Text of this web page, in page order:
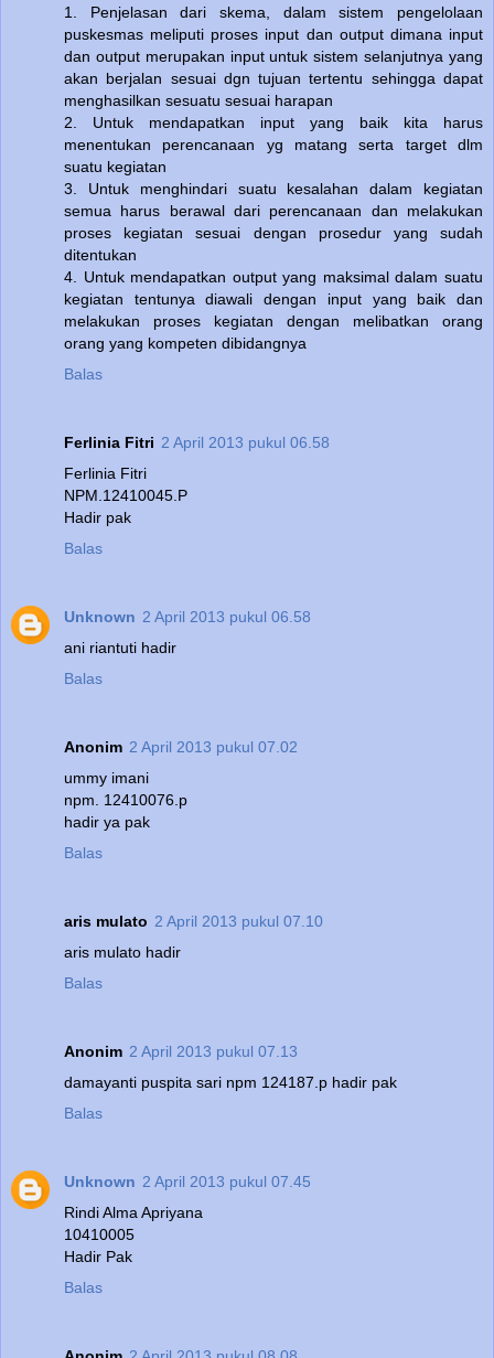
1. Penjelasan dari skema, dalam sistem pengelolaan
puskesmas meliputi proses input dan output dimana input
dan output merupakan input untuk sistem selanjutnya yang
akan berjalan sesuai dgn tujuan tertentu sehingga dapat
menghasilkan sesuatu sesuai harapan
2. Untuk mendapatkan input yang baik kita harus
menentukan perencanaan yg matang serta target dlm
suatu kegiatan
3. Untuk menghindari suatu kesalahan dalam kegiatan
semua harus berawal dari perencanaan dan melakukan
proses kegiatan sesuai dengan prosedur yang sudah
ditentukan
4. Untuk mendapatkan output yang maksimal dalam suatu
kegiatan tentunya diawali dengan input yang baik dan
melakukan proses kegiatan dengan melibatkan orang
orang yang kompeten dibidangnya
Balas
Ferlinia Fitri 2 April 2013 pukul 06.58
Ferlinia Fitri
NPM.12410045.P
Hadir pak
Balas
Unknown 2 April 2013 pukul 06.58
ani riantuti hadir
Balas
Anonim 2 April 2013 pukul 07.02
ummy imani
npm. 12410076.p
hadir ya pak
Balas
aris mulato 2 April 2013 pukul 07.10
aris mulato hadir
Balas
Anonim 2 April 2013 pukul 07.13
damayanti puspita sari npm 124187.p hadir pak
Balas
Unknown 2 April 2013 pukul 07.45
Rindi Alma Apriyana
10410005
Hadir Pak
Balas